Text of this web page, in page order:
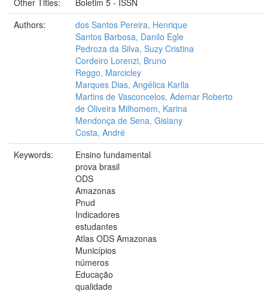
Other Titles:
Boletim 5 - ISSN
Authors:
dos Santos Pereira, Henrique
Santos Barbosa, Danilo Egle
Pedroza da Silva, Suzy Cristina
Cordeiro Lorenzi, Bruno
Reggo, Marcicley
Marques Dias, Angélica Karlla
Martins de Vasconcelos, Ademar Roberto
de Oliveira Milhomem, Karina
Mendonça de Sena, Gislany
Costa, André
Keywords:
Ensino fundamental
prova brasil
ODS
Amazonas
Pnud
Indicadores
estudantes
Atlas ODS Amazonas
Municípios
números
Educação
qualidade